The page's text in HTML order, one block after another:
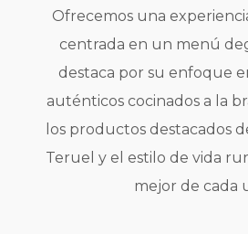
Ofrecemos una
centrada en un menú
destaca por su enfoque
auténticos cocinados a la
los productos destacados
Teruel y el estilo de vida
mejor de cada